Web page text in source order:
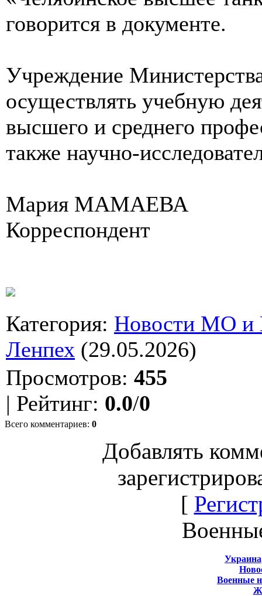
говорится в документе.
Учреждение
осуществлять учебную
высшего и среднего
также научно-
Мария МАМАЕВА
Корреспондент
Категория: Новости МО
Ленпех (29.05.2026)
Просмотров: 455
| Рейтинг: 0.0/0
Всего комментариев: 0
Добавлять
[
Военные